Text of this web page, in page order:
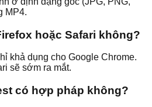
MP4.
hoặc Safari không?
khả dụng cho Google Chrome.
sẽ sớm ra mắt.
có hợp pháp không?